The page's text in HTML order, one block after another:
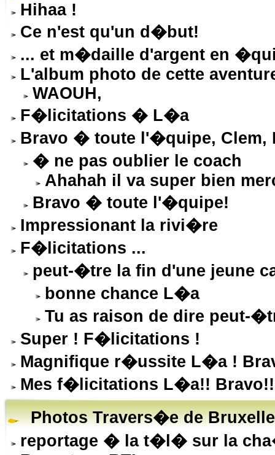
Hihaa !
Ce n'est qu'un d�but!
... et m�daille d'argent en
L'album photo de cette
WAOUH,
F�licitations � L�a
Bravo � toute l'�quipe, Clem,
� ne pas oublier le coach
Ahahah il va super bien
Bravo � toute l'�quipe!
Impressionant la rivi�re
F�licitations ...
peut-�tre la fin d'une jeune
bonne chance L�a
Tu as raison de dire peut-
Super ! F�licitations !
Magnifique r�ussite L�a !
Mes f�licitations L�a!!
Photos Travers�e de
reportage � la t�l� sur la